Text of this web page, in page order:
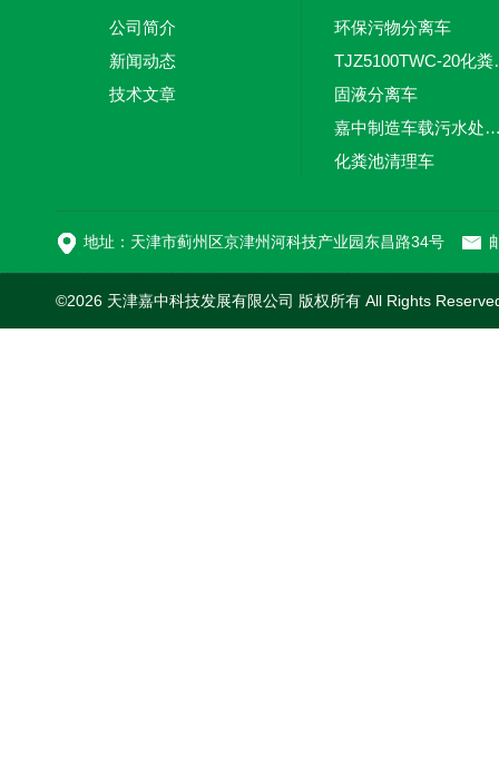
公司简介
新闻动态
技术文章
环保污物分离车
固液分离车
嘉中制造车载污水处理设备-环
化粪池清理车
地址：天津市蓟州区京津州河科技产业园东昌路34号
©2026 天津嘉中科技发展有限公司 版权所有 All Rights